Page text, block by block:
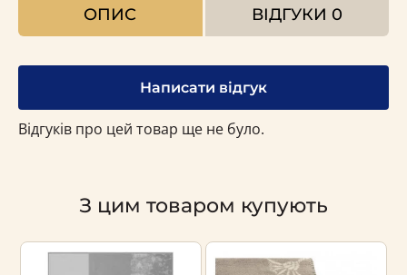
ОПИС ВІДГУКИ 0
Написати відгук
Відгуків про цей товар ще не було.
З цим товаром купують